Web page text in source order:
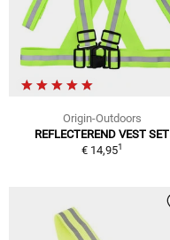
Origin-Outdoors
REFLECTEREND VEST SET
€ 14,951